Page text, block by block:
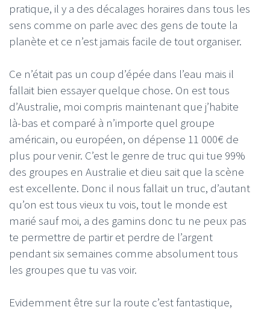
pratique, il y a des décalages horaires dans tous les
sens comme on parle avec des gens de toute la
planète et ce n’est jamais facile de tout organiser.
Ce n’était pas un coup d’épée dans l’eau mais il
fallait bien essayer quelque chose. On est tous
d’Australie, moi compris maintenant que j’habite
là-bas et comparé à n’importe quel groupe
américain, ou européen, on dépense 11 000€ de
plus pour venir. C’est le genre de truc qui tue 99%
des groupes en Australie et dieu sait que la scène
est excellente. Donc il nous fallait un truc, d’autant
qu’on est tous vieux tu vois, tout le monde est
marié sauf moi, a des gamins donc tu ne peux pas
te permettre de partir et perdre de l’argent
pendant six semaines comme absolument tous
les groupes que tu vas voir.
Evidemment être sur la route c’est fantastique,